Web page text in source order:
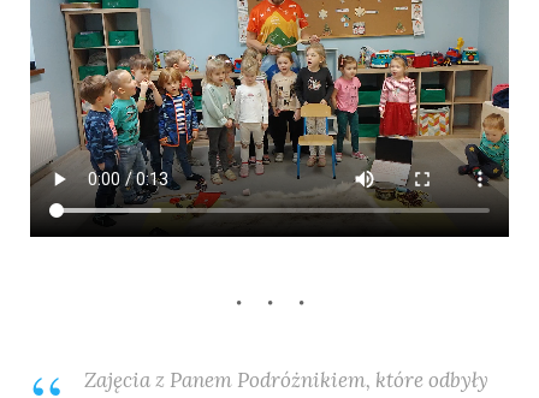
Zajęcia z Panem Podróżnikiem, które odbyły